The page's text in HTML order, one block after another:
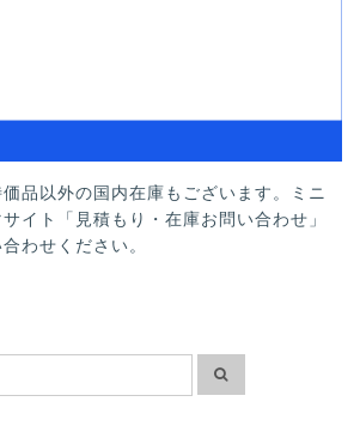
品以外の国内在庫もございます。ミニ
イト「見積もり・在庫お問い合わせ」
わせください。